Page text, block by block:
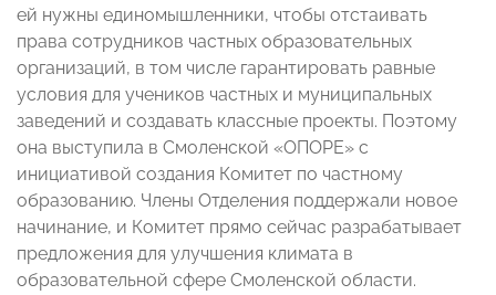
ей нужны единомышленники, чтобы отстаивать
права сотрудников частных образовательных
организаций, в том числе гарантировать равные
условия для учеников частных и муниципальных
заведений и создавать классные проекты. Поэтому
она выступила в Смоленской «ОПОРЕ» с
инициативой создания Комитет по частному
образованию. Члены Отделения поддержали новое
начинание, и Комитет прямо сейчас разрабатывает
предложения для улучшения климата в
образовательной сфере Смоленской области.